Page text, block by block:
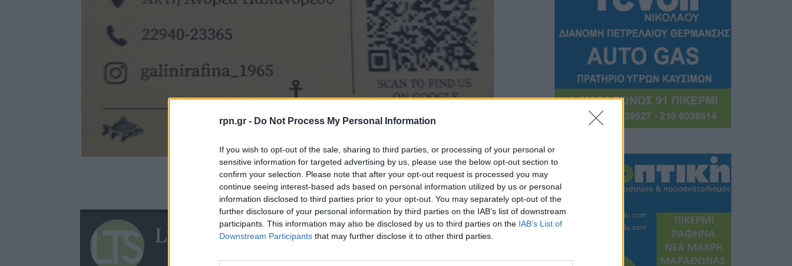
rpn.gr - Do Not Process My Personal Information
If you wish to opt-out of the sale, sharing to third parties, or processing of your personal or
sensitive information for targeted advertising by us, please use the below opt-out section to
confirm your selection. Please note that after your opt-out request is processed you may
continue seeing interest-based ads based on personal information utilized by us or personal
information disclosed to third parties prior to your opt-out. You may separately opt-out of the
further disclosure of your personal information by third parties on the IAB’s list of downstream
participants. This information may also be disclosed by us to third parties on the IAB’s List of
Downstream Participants that may further disclose it to other third parties.